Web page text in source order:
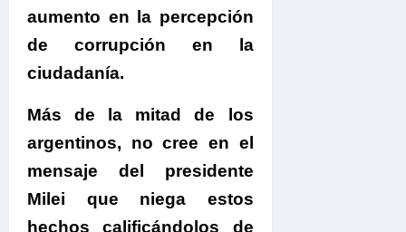
aumento en la percepción
de corrupción en la
ciudadanía.
Más de la mitad de los
argentinos, no cree en el
mensaje del presidente
Milei que niega estos
hechos calificándolos de